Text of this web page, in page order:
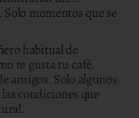
momentos que se
habitual de
te gusta tu café.
amigos. Solo algunos
condiciones que